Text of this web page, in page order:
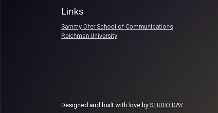
Links
Sammy Ofer School of Communications
Reichman University
Designed and built with love bySTUDIO DAY